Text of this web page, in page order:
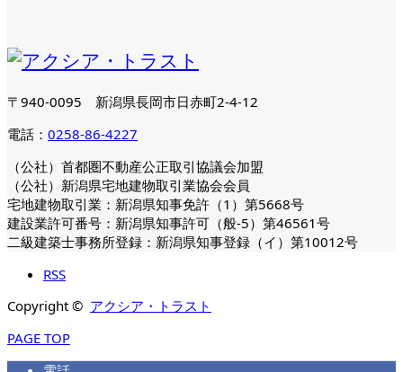
〒940-0095 新潟県長岡市日赤町2-4-12
電話： 0258-86-4227
（公社）首都圏不動産公正取引協議会加盟
（公社）新潟県宅地建物取引業協会会員
宅地建物取引業：新潟県知事免許（1）第5668号
建設業許可番号：新潟県知事許可（般-5）第46561号
二級建築士事務所登録：新潟県知事登録（イ）第10012号
RSS
Copyright © アクシア・トラスト
PAGE TOP